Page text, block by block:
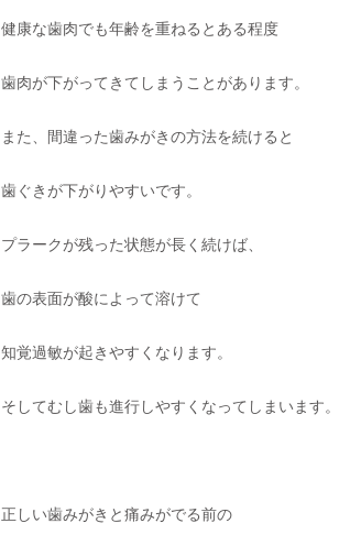
健康な歯肉でも年齢を重ねるとある程度
歯肉が下がってきてしまうことがあります。
また、間違った歯みがきの方法を続けると
歯ぐきが下がりやすいです。
プラークが残った状態が長く続けば、
歯の表面が酸によって溶けて
知覚過敏が起きやすくなります。
そしてむし歯も進行しやすくなってしまいます。
正しい歯みがきと痛みがでる前の